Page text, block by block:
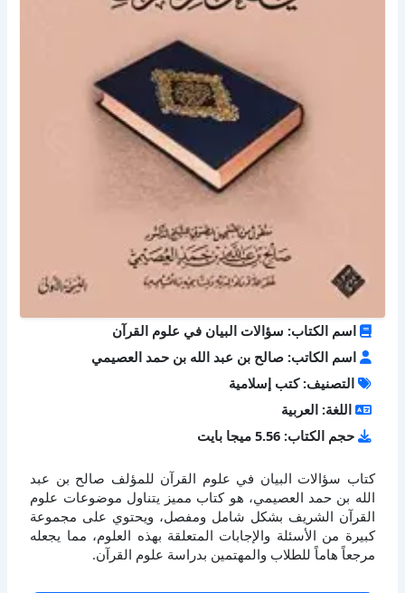
اسم الكتاب: سؤالات البيان في علوم القرآن
اسم الكاتب: صالح بن عبد الله بن حمد العصيمي
التصنيف: كتب إسلامية
اللغة: العربية
حجم الكتاب: 5.56 ميجا بايت
كتاب سؤالات البيان في علوم القرآن للمؤلف صالح بن عبد
الله بن حمد العصيمي، هو كتاب مميز يتناول موضوعات علوم
القرآن الشريف بشكل شامل ومفصل، ويحتوي على مجموعة
كبيرة من الأسئلة والإجابات المتعلقة بهذه العلوم، مما يجعله
مرجعاً هاماً للطلاب والمهتمين بدراسة علوم القرآن.